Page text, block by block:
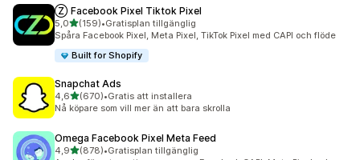
Ⓩ Facebook Pixel Tiktok Pixel
5,0av 5 stjärnor
(159)
159 recensioner totalt
•Gratisplan tillgänglig
Spåra Facebook Pixel, Meta Pixel, TikTok Pixel med CAPI och flöde
Built for Shopify
Snapchat Ads
4,6av 5 stjärnor
(670)
670 recensioner totalt
•Gratis att installera
Nå köpare som vill mer än att bara skrolla
Omega Facebook Pixel Meta Feed
4,9av 5 stjärnor
(878)
878 recensioner totalt
•Gratisplan tillgänglig